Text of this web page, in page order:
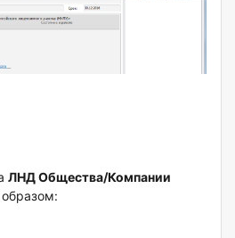
ЛНД Общества/Компании